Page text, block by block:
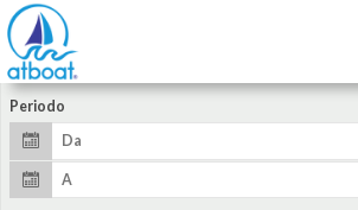
Ricerca
Periodo